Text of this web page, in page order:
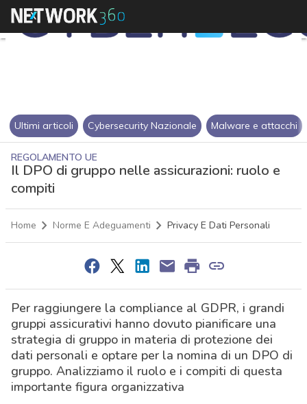
Ultimi articoli Cybersecurity Nazionale Malware e attacchi
REGOLAMENTO UE
Il DPO di gruppo nelle assicurazioni: ruolo e
compiti
Home Norme E Adeguamenti Privacy E Dati Personali
Per raggiungere la compliance al GDPR, i grandi
gruppi assicurativi hanno dovuto pianificare una
strategia di gruppo in materia di protezione dei
dati personali e optare per la nomina di un DPO di
gruppo. Analizziamo il ruolo e i compiti di questa
importante figura organizzativa